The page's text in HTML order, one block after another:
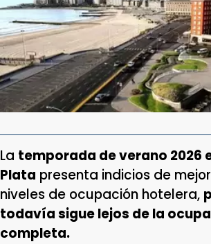
La temporada de verano 2026
Plata presenta indicios de
niveles de ocupación hotelera,
todavía sigue lejos de la
completa.